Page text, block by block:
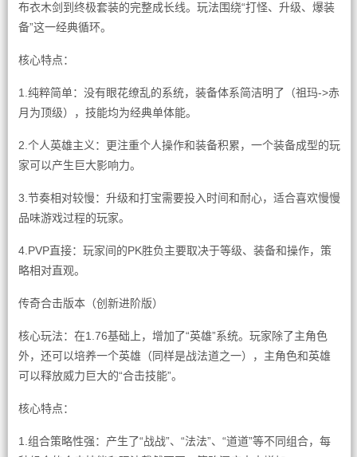
布衣木剑到终极套装的完整成长线。玩法围绕“打怪、升级、爆装
备”这一经典循环。
核心特点：
1.纯粹简单：没有眼花缭乱的系统，装备体系简洁明了（祖玛->赤
月为顶级），技能均为经典单体能。
2.个人英雄主义：更注重个人操作和装备积累，一个装备成型的玩
家可以产生巨大影响力。
3.节奏相对较慢：升级和打宝需要投入时间和耐心，适合喜欢慢慢
品味游戏过程的玩家。
4.PVP直接：玩家间的PK胜负主要取决于等级、装备和操作，策
略相对直观。
传奇合击版本（创新进阶版）
核心玩法：在1.76基础上，增加了“英雄”系统。玩家除了主角色
外，还可以培养一个英雄（同样是战法道之一），主角色和英雄
可以释放威力巨大的“合击技能”。
核心特点：
1.组合策略性强：产生了“战战”、“法法”、“道道”等不同组合，每